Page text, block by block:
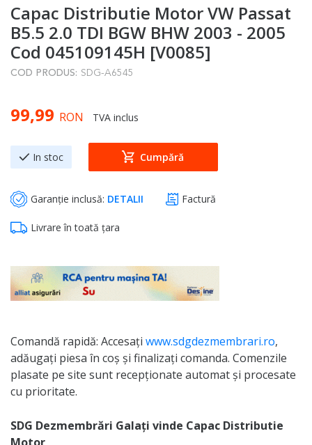
to
the
beginning
of
the
gallery
Capac Distributie Motor VW Passat
B5.5 2.0 TDI BGW BHW 2003 - 2005
Cod 045109145H [V0085]
COD PRODUS: SDG-A6545
99,99 RON TVA inclus
In stoc Cumpără
Garanție inclusă: DETALII Factură
Livrare în toată țara
Comandă rapidă: Accesați www.sdgdezmembrari.ro,
adăugați piesa în coș și finalizați comanda. Comenzile
plasate pe site sunt recepționate automat și procesate
cu prioritate.
SDG Dezmembrări Galați vinde Capac Distributie